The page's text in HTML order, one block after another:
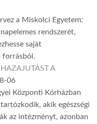
a Miskolci Egyetem:
rendszerét,
saját
forrásból.
A
06
Központi Kórházban
akik egészségi
az intézményt, azonban